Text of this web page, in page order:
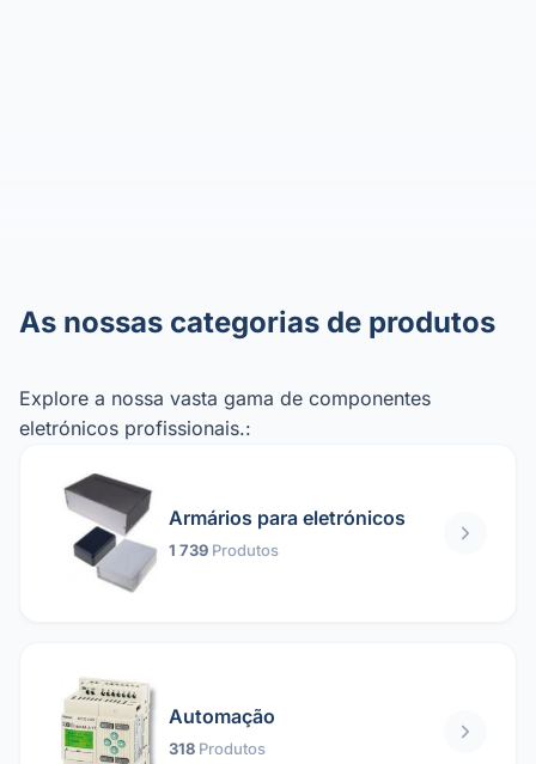
As nossas categorias de produtos
Explore a nossa vasta gama de componentes
eletrónicos profissionais.:
Armários para eletrónicos
1 739 Produtos
Automação
318 Produtos